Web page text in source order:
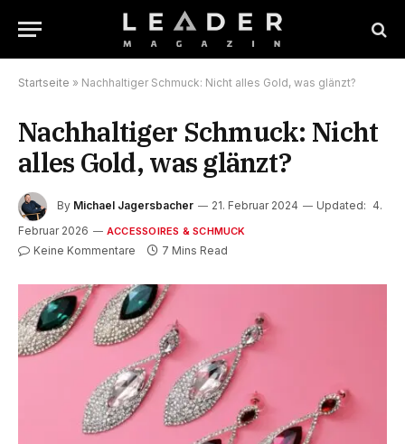
Startseite » Nachhaltiger Schmuck: Nicht alles Gold, was glänzt?
Nachhaltiger Schmuck: Nicht
alles Gold, was glänzt?
By Michael Jagersbacher 21. Februar 2024 Updated: 4.
Februar 2026
ACCESSOIRES & SCHMUCK
Keine Kommentare 7 Mins Read